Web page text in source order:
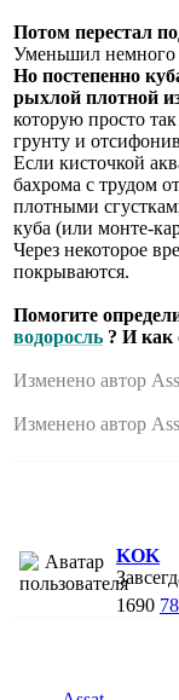
Потом перестал
Уменьшил немного
Но постепенно
рыхлой плотной
которую просто
грунту и
Если кисточкой
бахрома с трудом
плотными
куба (или монте-
Через некоторое
покрываются.
Помогите
водоросль ? И как
Изменено автор
Изменено автор
KOK
1690